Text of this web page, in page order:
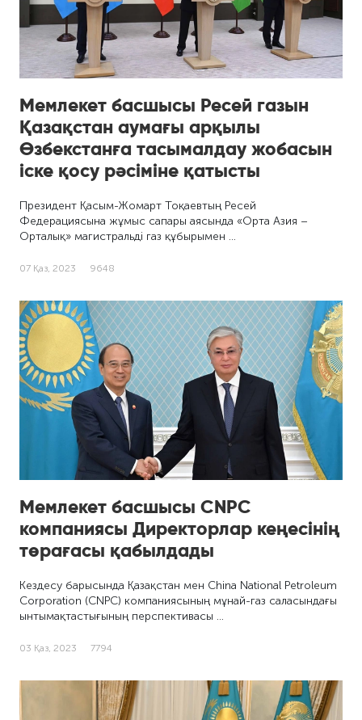
Мемлекет басшысы Ресей газын
Қазақстан аумағы арқылы
Өзбекстанға тасымалдау жобасын
іске қосу рәсіміне қатысты
Президент Қасым-Жомарт Тоқаевтың Ресей
Федерациясына жұмыс сапары аясында «Орта Азия –
Орталық» магистральді газ құбырымен …
07 Қаз, 2023 9648
Мемлекет басшысы CNPC
компаниясы Директорлар кеңесінің
төрағасы қабылдады
Кездесу барысында Қазақстан мен China National Petroleum
Corporation (CNPC) компаниясының мұнай-газ саласындағы
ынтымақтастығының перспективасы …
03 Қаз, 2023 7794